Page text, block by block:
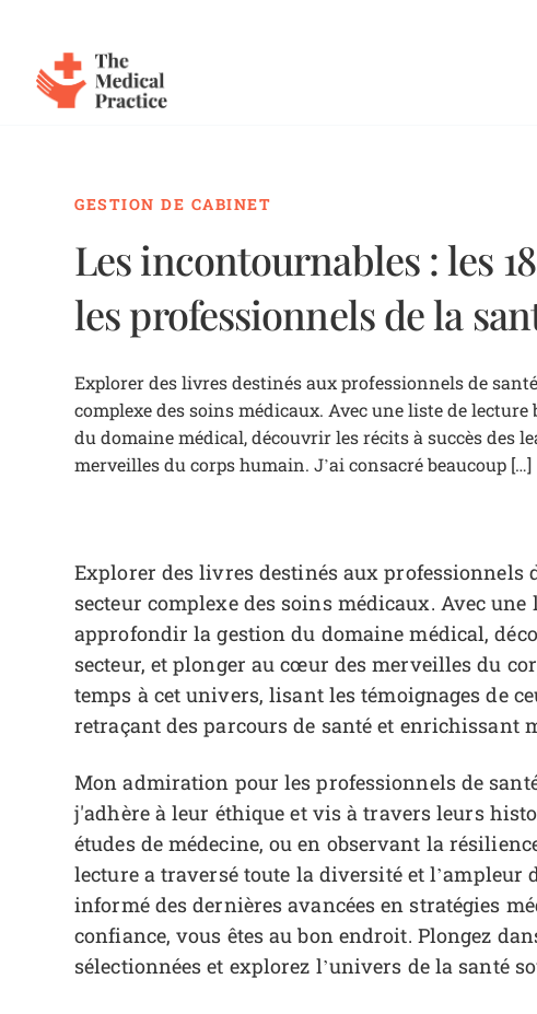
GESTION DE CABINET
Les incontournables : les
les professionnels de la
Explorer des livres destinés aux professionnels de
complexe des soins médicaux. Avec une liste de
du domaine médical, découvrir les récits à succès des
merveilles du corps humain. J’ai consacré beaucoup […]
Explorer des livres destinés aux professionnels
secteur complexe des soins médicaux. Avec
approfondir la gestion du domaine médical,
secteur, et plonger au cœur des merveilles du
temps à cet univers, lisant les témoignages de
retraçant des parcours de santé et enrichissant
Mon admiration pour les professionnels de
j'adhère à leur éthique et vis à travers leurs
études de médecine, ou en observant la
lecture a traversé toute la diversité et l’ampleur
informé des dernières avancées en stratégies
confiance, vous êtes au bon endroit. Plongez
sélectionnées et explorez l’univers de la santé